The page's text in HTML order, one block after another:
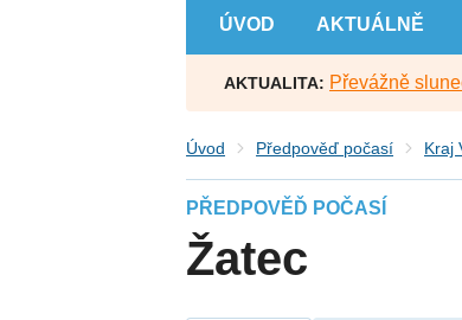
ÚVOD AKTUÁLNĚ
AKTUALITA: Převážně
Úvod Předpověď počasí Kraj
PŘEDPOVĚĎ POČASÍ
Žatec